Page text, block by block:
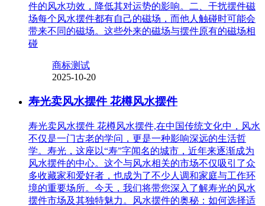
件的风水功效，降低其对运势的影响。二、干扰摆件磁
场每个风水摆件都有自己的磁场，而他人触碰时可能会
带来不同的磁场。这些外来的磁场与摆件原有的磁场相
碰
商标测试
2025-10-20
寿光卖风水摆件 花樽风水摆件
寿光卖风水摆件 花樽风水摆件,在中国传统文化中，风水
不仅是一门古老的学问，更是一种影响深远的生活哲
学。寿光，这座以“寿”字闻名的城市，近年来逐渐成为
风水摆件的中心。这个与风水相关的市场不仅吸引了众
多收藏家和爱好者，也成为了不少人调和家庭与工作环
境的重要场所。今天，我们将带您深入了解寿光的风水
摆件市场及其独特魅力。风水摆件的奥秘：如何选择适